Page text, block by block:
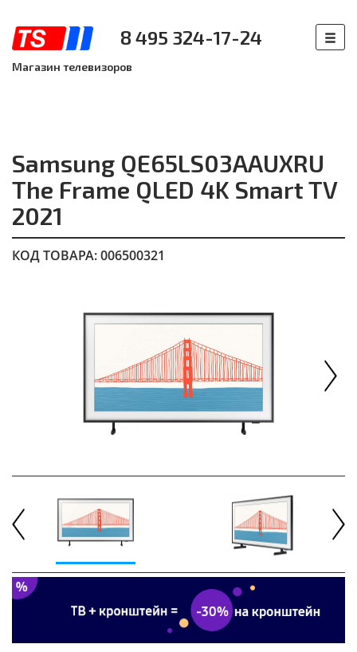
8 495 324-17-24
Магазин телевизоров
Samsung QE65LS03AAUXRU
The Frame QLED 4K Smart TV
2021
КОД ТОВАРА: 006500321